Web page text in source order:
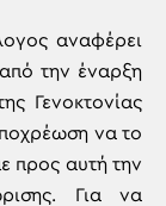
αναφέρει
την έναρξη
Γενοκτονίας
να το
προς αυτή την
Για να